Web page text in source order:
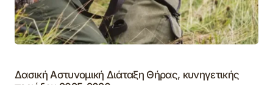
Δασική Αστυνομική Διάταξη Θήρας, κυνηγετικής